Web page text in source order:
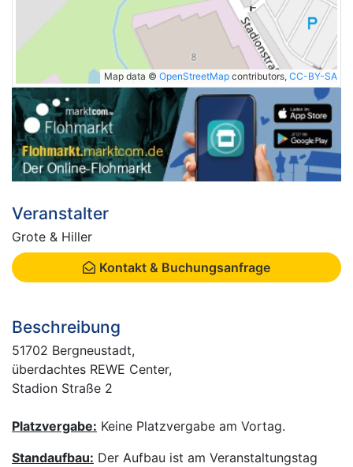
Map data © OpenStreetMap contributors, CC-BY-SA
Veranstalter
Grote & Hiller
Kontakt & Buchungsanfrage
Beschreibung
51702 Bergneustadt,
überdachtes REWE Center,
Stadion Straße 2
Platzvergabe: Keine Platzvergabe am Vortag.
Standaufbau: Der Aufbau ist am Veranstaltungstag